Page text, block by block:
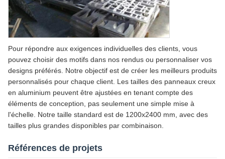
Pour répondre aux exigences individuelles des clients, vous
pouvez choisir des motifs dans nos rendus ou personnaliser vos
designs préférés. Notre objectif est de créer les meilleurs produits
personnalisés pour chaque client. Les tailles des panneaux creux
en aluminium peuvent être ajustées en tenant compte des
éléments de conception, pas seulement une simple mise à
l'échelle. Notre taille standard est de 1200x2400 mm, avec des
tailles plus grandes disponibles par combinaison.
Références de projets